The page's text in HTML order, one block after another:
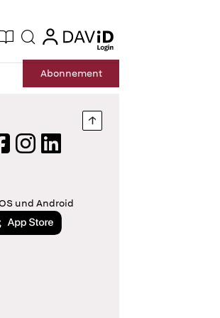
Suche login
Abonnement
Nach oben springen
Instagram
LinkedIn
und Android
im App Store